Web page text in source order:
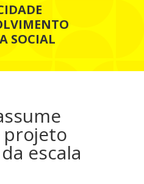
SOCIAL
escala